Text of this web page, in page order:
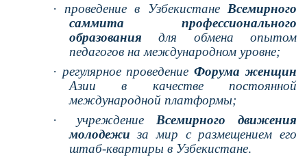
· проведение в Узбекистане Всемирного
саммита профессионального
образования для обмена опытом
педагогов на международ­ном уровне;
· регулярное проведениеФорума женщин
Азии в качестве постоянной
международной платформы;
·
учреждение Всемирного движения
моло­дежи за мир с размещением его
штаб-квар­тиры в Узбекистане.